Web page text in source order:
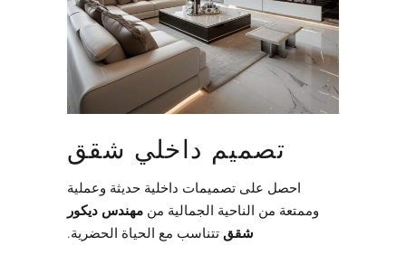
تصميم داخلي شقق
احصل على تصميمات داخلية حديثة وعملية
وممتعة من الناحية الجمالية من مهندس ديكور
شقق تتناسب مع الحياة الحضرية.